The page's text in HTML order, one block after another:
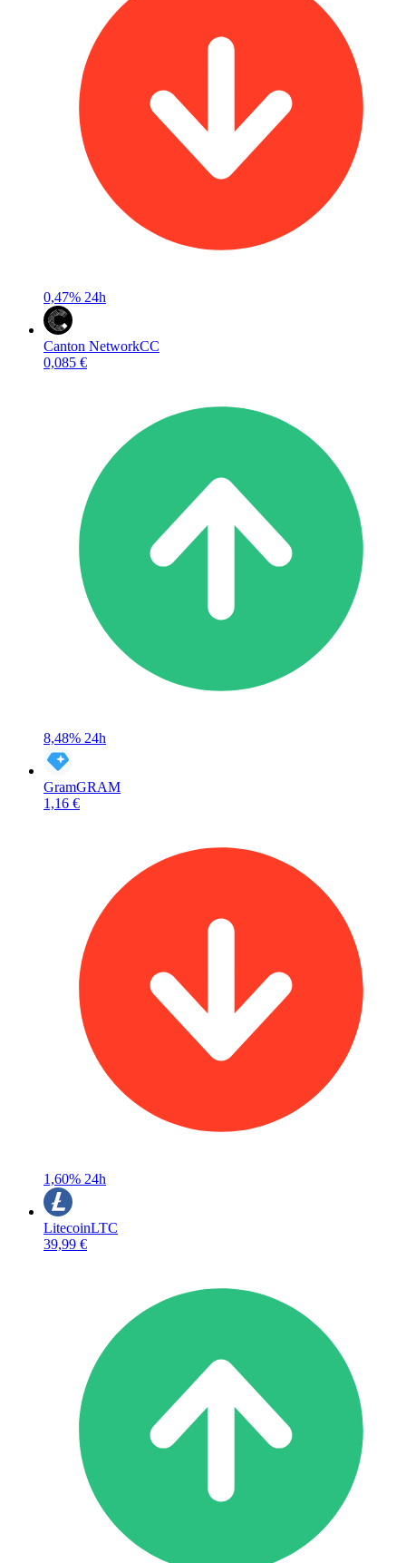
0,47% 24h
Canton NetworkCC
0,085 €
8,48% 24h
GramGRAM
1,16 €
1,60% 24h
LitecoinLTC
39,99 €